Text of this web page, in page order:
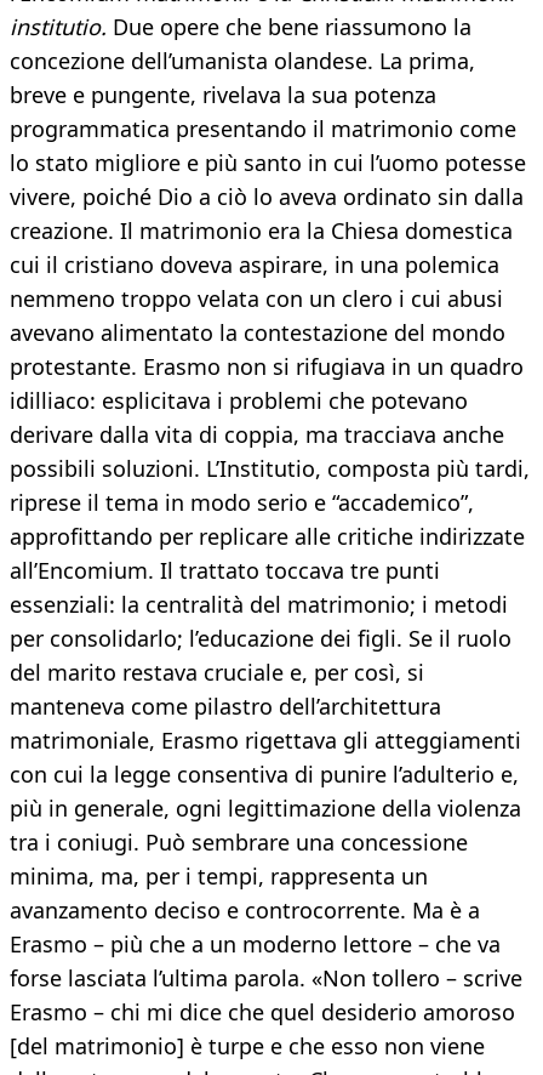
institutio. Due opere che bene riassumono la
concezione dell’umanista olandese. La prima,
breve e pungente, rivelava la sua potenza
programmatica presentando il matrimonio come
lo stato migliore e più santo in cui l’uomo potesse
vivere, poiché Dio a ciò lo aveva ordinato sin dalla
creazione. Il matrimonio era la Chiesa domestica
cui il cristiano doveva aspirare, in una polemica
nemmeno troppo velata con un clero i cui abusi
avevano alimentato la contestazione del mondo
protestante. Erasmo non si rifugiava in un quadro
idilliaco: esplicitava i problemi che potevano
derivare dalla vita di coppia, ma tracciava anche
possibili soluzioni. L’Institutio, composta più tardi,
riprese il tema in modo serio e “accademico”,
approfittando per replicare alle critiche indirizzate
all’Encomium. Il trattato toccava tre punti
essenziali: la centralità del matrimonio; i metodi
per consolidarlo; l’educazione dei figli. Se il ruolo
del marito restava cruciale e, per così, si
manteneva come pilastro dell’architettura
matrimoniale, Erasmo rigettava gli atteggiamenti
con cui la legge consentiva di punire l’adulterio e,
più in generale, ogni legittimazione della violenza
tra i coniugi. Può sembrare una concessione
minima, ma, per i tempi, rappresenta un
avanzamento deciso e controcorrente. Ma è a
Erasmo – più che a un moderno lettore – che va
forse lasciata l’ultima parola. «Non tollero – scrive
Erasmo – chi mi dice che quel desiderio amoroso
[del matrimonio] è turpe e che esso non viene